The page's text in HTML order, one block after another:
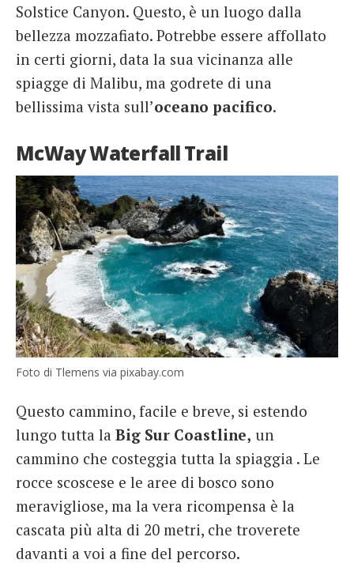
Solstice Canyon. Questo, è un luogo dalla
bellezza mozzafiato. Potrebbe essere affollato
in certi giorni, data la sua vicinanza alle
spiagge di Malibu, ma godrete di una
bellissima vista sull’oceano pacifico.
McWay Waterfall Trail
Foto di Tlemens via pixabay.com
Questo cammino, facile e breve, si estendo
lungo tutta la Big Sur Coastline, un
cammino che costeggia tutta la spiaggia . Le
rocce scoscese e le aree di bosco sono
meravigliose, ma la vera ricompensa è la
cascata più alta di 20 metri, che troverete
davanti a voi a fine del percorso.